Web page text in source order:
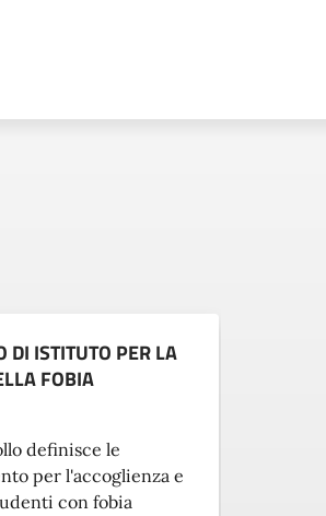
DI ISTITUTO PER LA
FOBIA
definisce le
per l'accoglienza e
con fobia